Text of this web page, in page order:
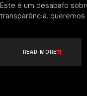
Este é um desabafo
transparência,
READ MORE